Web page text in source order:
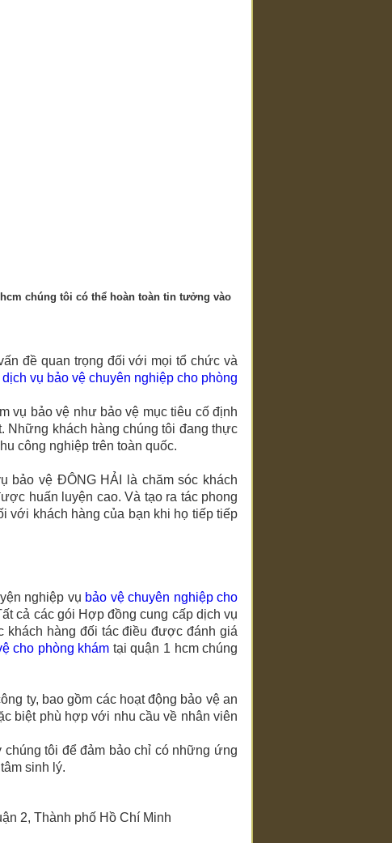
chúng tôi có thể hoàn toàn tin tưởng vào
đề quan trọng đối với mọi tổ chức và
dịch vụ bảo vệ chuyên nghiệp cho phòng
vụ bảo vệ như bảo vệ mục tiêu cố định
Những khách hàng chúng tôi đang thực
công nghiệp trên toàn quốc.
bảo vệ ĐÔNG HẢI
là chăm sóc khách
huấn luyện cao. Và tạo ra tác phong
với khách hàng của bạn khi họ tiếp tiếp
nghiệp vụ bảo vệ chuyên nghiệpcho
cả các gói Hợp đồng cung cấp dịch vụ
khách hàng đối tác điều được đánh giá
cho phòng khám tại quận 1 hcmchúng
ty, bao gồm các hoạt động bảo vệ an
biệt phù hợp với nhu cầu về nhân viên
chúng tôi để đảm bảo chỉ có những ứng
sinh lý.
2, Thành phố Hồ Chí Minh